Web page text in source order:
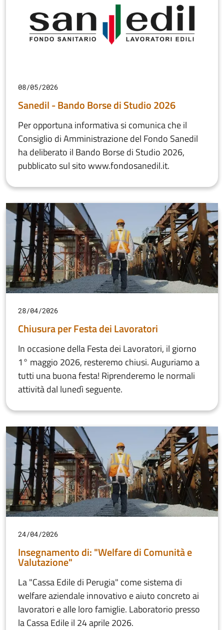
08/05/2026
Sanedil - Bando Borse di Studio 2026
Per opportuna informativa si comunica che il
Consiglio di Amministrazione del Fondo Sanedil
ha deliberato il Bando Borse di Studio 2026,
pubblicato sul sito www.fondosanedil.it.
28/04/2026
Chiusura per Festa dei Lavoratori
In occasione della Festa dei Lavoratori, il giorno
1° maggio 2026, resteremo chiusi. Auguriamo a
tutti una buona festa! Riprenderemo le normali
attività dal lunedì seguente.
24/04/2026
Insegnamento di: "Welfare di Comunità e
Valutazione"
La "Cassa Edile di Perugia" come sistema di
welfare aziendale innovativo e aiuto concreto ai
lavoratori e alle loro famiglie. Laboratorio presso
la Cassa Edile il 24 aprile 2026.